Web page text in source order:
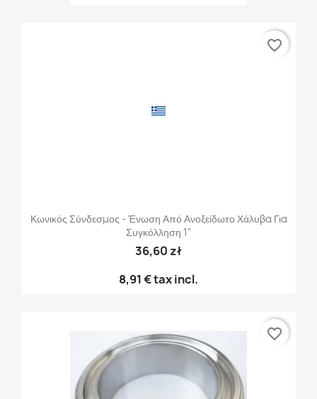
Κωνικός Σύνδεσμος - Ένωση Από Ανοξείδωτο Χάλυβα Για
Συγκόλληση 1"
36,60 zł
8,91 €tax incl.
favorite_border
favorite_border